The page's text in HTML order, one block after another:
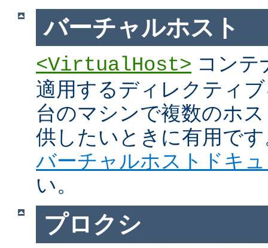
バーチャルホスト
<VirtualHost> コンテ
適用するディレクティ
台のマシンで複数のホ
供したいときに有用で
バーチャルホストドキ
い。
プロクシ